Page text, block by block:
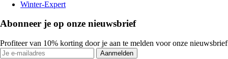
Winter-Expert
Abonneer je op onze nieuwsbrief
Profiteer van 10% korting door je aan te melden voor onze nieuwsbrief
Aanmelden